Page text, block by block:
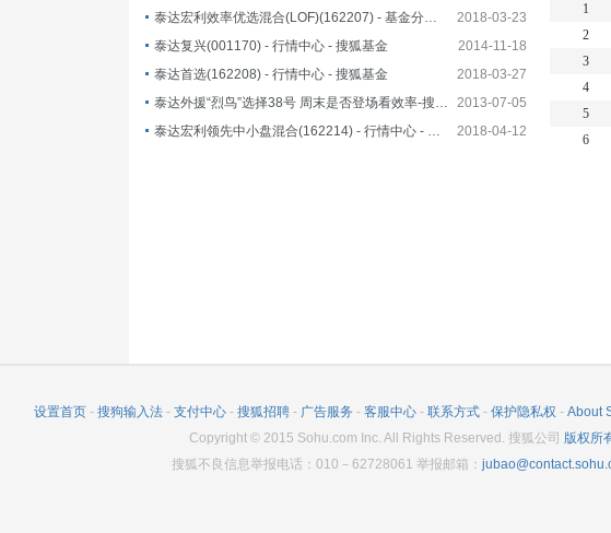
2018-03-23
泰达宏利效率优选混合(LOF)(162207) - 基金分红 - 搜狐 …
2014-11-18
泰达复兴(001170) - 行情中心 - 搜狐基金
2018-03-27
泰达首选(162208) - 行情中心 - 搜狐基金
2013-07-05
泰达外援“烈鸟”选择38号 周末是否登场看效率-搜狐体育
2018-04-12
泰达宏利领先中小盘混合(162214) - 行情中心 - 搜狐基金
1
2
3
4
5
6
设置首页 - 搜狗输入法 - 支付中心 - 搜狐招聘 - 广告服务 - 客服中心 - 联系方式 - 保护隐私权 - About
Copyright ©2015 Sohu.com Inc. All Rights Reserved. 搜狐公司 版权所
搜狐不良信息举报电话：010－62728061 举报邮箱：